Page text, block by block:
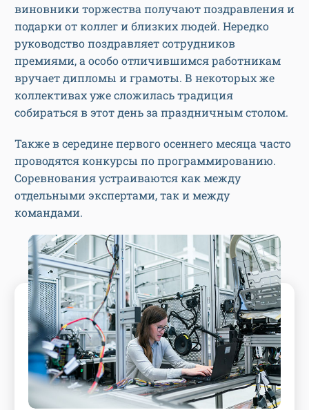
виновники торжества получают поздравления и
подарки от коллег и близких людей. Нередко
руководство поздравляет сотрудников
премиями, а особо отличившимся работникам
вручает дипломы и грамоты. В некоторых же
коллективах уже сложилась традиция
собираться в этот день за праздничным столом.
Также в середине первого осеннего месяца часто
проводятся конкурсы по программированию.
Соревнования устраиваются как между
отдельными экспертами, так и между
командами.